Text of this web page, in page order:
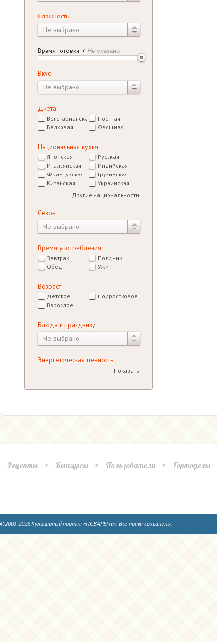
Сложность
Не выбрано
Время готовки: <
Вкус
Не выбрано
Диета
Вегетарианская
Постная
Белковая
Овощная
Национальная кухня
Японская
Русская
Итальянская
Индийская
Французская
Грузинская
Китайская
Украинская
Другие национальности
Сезон
Не выбрано
Время употребления
Завтрак
Полдник
Обед
Ужин
Возраст
Детское
Подростковое
Взрослое
Блюда к празднику
Не выбрано
Энергетическая ценность
Показать
Рецепты Конкурсы Пользователи Тортоделы
©2003-2026 Кулинарный портал «ПОВАРЫ.ru». Все права сохранены.